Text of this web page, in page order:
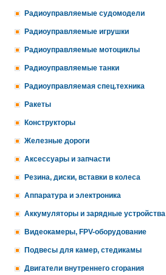
Радиоуправляемые судомодели
Радиоуправляемые игрушки
Радиоуправляемые мотоциклы
Радиоуправляемые танки
Радиоуправляемая спец.техника
Ракеты
Конструкторы
Железные дороги
Аксессуары и запчасти
Резина, диски, вставки в колеса
Аппаратура и электроника
Аккумуляторы и зарядные устройства
Видеокамеры, FPV-оборудование
Подвесы для камер, стедикамы
Двигатели внутреннего сгорания